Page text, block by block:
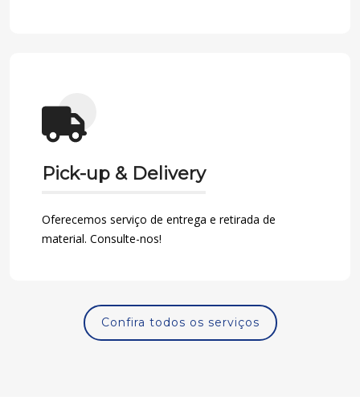
Pick-up & Delivery
Oferecemos serviço de entrega e retirada de
material. Consulte-nos!
Confira todos os serviços